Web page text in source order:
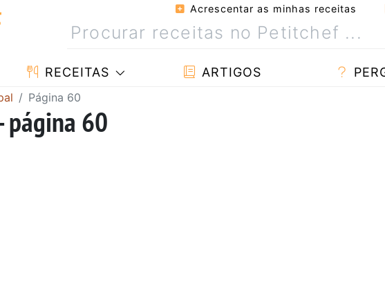
Acrescentar as minhas receitas
RECEITAS ARTIGOS
Página 60
página 60